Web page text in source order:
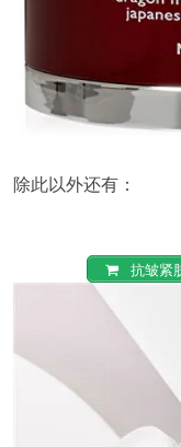
除此以外还有：
抗皱紧